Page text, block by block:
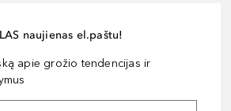
naujienas el.paštu!
apie grožio tendencijas ir